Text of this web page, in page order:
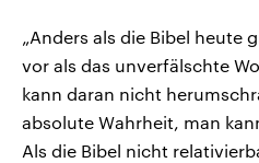
„Anders als die Bibel heute
vor als das unverfälschte
kann daran nicht
absolute Wahrheit, man
Als die Bibel nicht